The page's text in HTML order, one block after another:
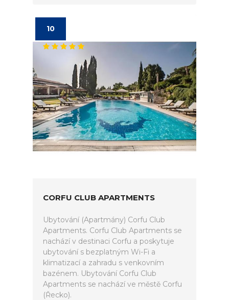
10
CORFU CLUB APARTMENTS
Ubytování (Apartmány) Corfu Club
Apartments. Corfu Club Apartments se
nachází v destinaci Corfu a poskytuje
ubytování s bezplatným Wi-Fi a
klimatizací a zahradu s venkovním
bazénem. Ubytování Corfu Club
Apartments se nachází ve městě Corfu
(Řecko).